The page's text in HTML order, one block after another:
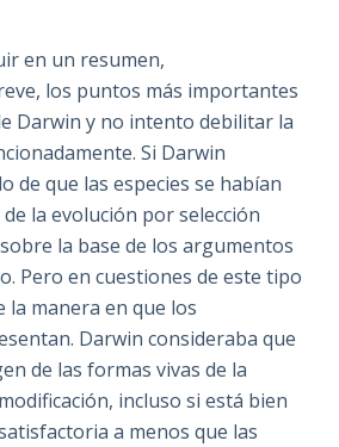
en un resumen,
los puntos más importantes
Darwin y no intento debilitar la
Si Darwin
de que las especies se habían
la evolución por selección
la base de los argumentos
Pero en cuestiones de este tipo
la manera en que los
Darwin consideraba que
de las formas vivas de la
incluso si está bien
a menos que las